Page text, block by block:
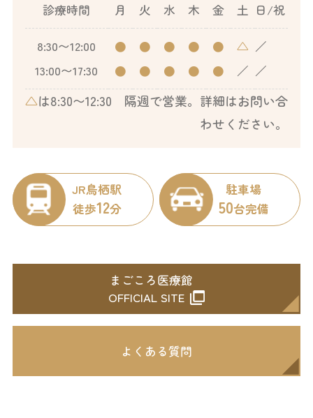
診療時間 月 火 水 木 金 土 日/祝
8:30〜12:00 ● ● ● ● ● △ ／
13:00〜17:30
● ● ● ● ● ／ ／
△は8:30〜12:30 隔週で営業。詳細はお問い合
わせください。
JR鳥栖駅
徒歩12分
駐車場
50台完備
まごころ医療館
OFFICIAL SITE
よくある質問